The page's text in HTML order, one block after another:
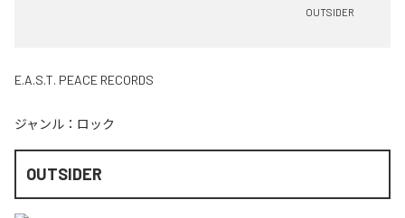
OUTSIDER
E.A.S.T. PEACE RECORDS
ジャンル： ロック
OUTSIDER